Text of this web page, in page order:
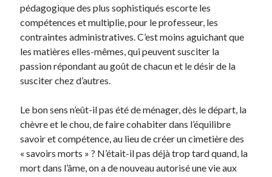
pédagogique des plus sophistiqués escorte les
compétences et multiplie, pour le professeur, les
contraintes administratives. C’est moins aguichant que
les matières elles-mêmes, qui peuvent susciter la
passion répondant au goût de chacun et le désir de la
susciter chez d’autres.
Le bon sens n’eût-il pas été de ménager, dès le départ, la
chèvre et le chou, de faire cohabiter dans l’équilibre
savoir et compétence, au lieu de créer un cimetière des
« savoirs morts » ? N’était-il pas déjà trop tard quand, la
mort dans l’âme, on a de nouveau autorisé une vie aux